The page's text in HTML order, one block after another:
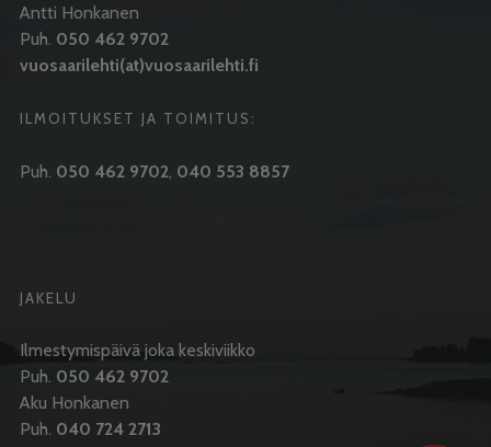
Antti Honkanen
Puh. 050 462 9702
vuosaarilehti(at)vuosaarilehti.fi
ILMOITUKSET JA TOIMITUS:
Puh. 050 462 9702, 040 553 8857
JAKELU
Ilmestymispäivä joka keskiviikko
Puh. 050 462 9702
Aku Honkanen
Puh. 040 724 2713